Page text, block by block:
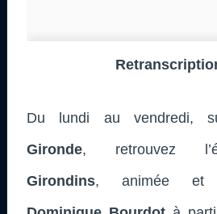
Du lundi au vendredi,
Gironde, retrouvez
Girondins, animée et